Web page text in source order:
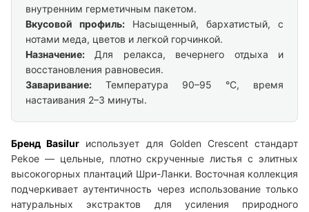
внутренним герметичным пакетом.
Вкусовой профиль: Насыщенный, бархатистый, с
нотами меда, цветов и легкой горчинкой.
Назначение: Для релакса, вечернего отдыха и
восстановления равновесия.
Заваривание: Температура 90–95 °C, время
настаивания 2–3 минуты.
Бренд Basilur использует для Golden Crescent стандарт
Pekoe — цельные, плотно скрученные листья с элитных
высокогорных плантаций Шри-Ланки. Восточная коллекция
подчеркивает аутентичность через использование только
натуральных экстрактов для усиления природного